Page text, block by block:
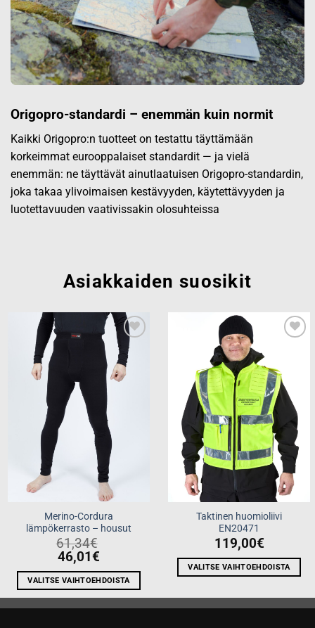
Origopro-standardi – enemmän kuin normit
Kaikki Origopro:n tuotteet on testattu täyttämään
korkeimmat eurooppalaiset standardit — ja vielä
enemmän: ne täyttävät ainutlaatuisen Origopro-standardin,
joka takaa ylivoimaisen kestävyyden, käytettävyyden ja
luotettavuuden vaativissakin olosuhteissa
Asiakkaiden suosikit
Add to
wishlist
Merino-Cordura
lämpökerrasto – housut
61,34€
46,01€
VALITSE VAIHTOEHDOISTA
Tällä
tuotteella
Taktinen huomioliivi
EN20471
119,00€
VALITSE VAIHTOEHDOISTA
tuotteella